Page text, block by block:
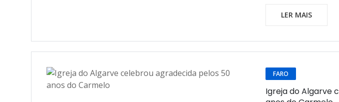
LER MAIS
FARO
Igreja do Algarve